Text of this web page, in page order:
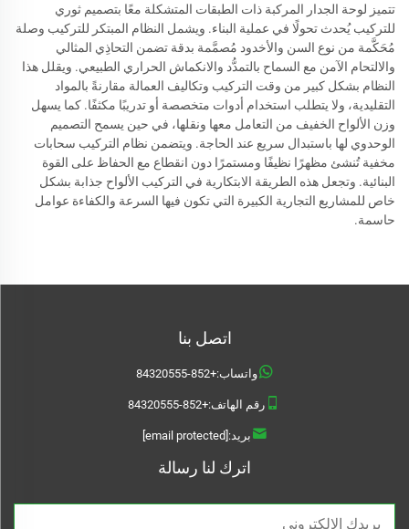
تتميز لوحة الجدار المركبة ذات الطبقات المتشكلة معًا بتصميم ثوري
للتركيب يُحدث تحولًا في عملية البناء. ويشمل النظام المبتكر للتركيب وصلة
مُحَكَّمة من نوع السن والأخدود مُصمَّمة بدقة تضمن التحاذِي المثالي
والالتحام الآمن مع السماح بالتمدُّد والانكماش الحراري الطبيعي. ويقلل هذا
النظام بشكل كبير من وقت التركيب وتكاليف العمالة مقارنةً بالمواد
التقليدية، ولا يتطلب استخدام أدوات متخصصة أو تدريبًا مكثفًا. كما يسهل
وزن الألواح الخفيف من التعامل معها ونقلها، في حين يسمح التصميم
الوحدوي لها باستبدال سريع عند الحاجة. ويتضمن نظام التركيب سحابات
مخفية تُنشئ مظهرًا نظيفًا ومستمرًا دون انقطاع مع الحفاظ على القوة
البنائية. وتجعل هذه الطريقة الابتكارية في التركيب الألواح جذابة بشكل
خاص للمشاريع التجارية الكبيرة التي تكون فيها السرعة والكفاءة عوامل
حاسمة.
اتصل بنا
واتساب:+852-84320555
رقم الهاتف:+852-84320555
بريد:[email protected]
اترك لنا رسالة